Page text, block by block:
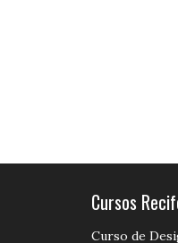
Cursos
Curso de